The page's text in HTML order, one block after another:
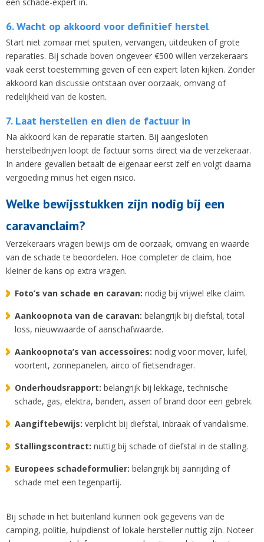
6. Wacht op akkoord voor definitief herstel
Start niet zomaar met spuiten, vervangen, uitdeuken of grote
reparaties. Bij schade boven ongeveer €500 willen verzekeraars
vaak eerst toestemming geven of een expert laten kijken. Zonder
akkoord kan discussie ontstaan over oorzaak, omvang of
redelijkheid van de kosten.
7. Laat herstellen en dien de factuur in
Na akkoord kan de reparatie starten. Bij aangesloten
herstelbedrijven loopt de factuur soms direct via de verzekeraar.
In andere gevallen betaalt de eigenaar eerst zelf en volgt daarna
vergoeding minus het eigen risico.
Welke bewijsstukken zijn nodig bij een
caravanclaim?
Verzekeraars vragen bewijs om de oorzaak, omvang en waarde
van de schade te beoordelen. Hoe completer de claim, hoe
kleiner de kans op extra vragen.
Foto’s van schade en caravan: nodig bij vrijwel elke claim.
Aankoopnota van de caravan: belangrijk bij diefstal, total
loss, nieuwwaarde of aanschafwaarde.
Aankoopnota’s van accessoires: nodig voor mover, luifel,
voortent, zonnepanelen, airco of fietsendrager.
Onderhoudsrapport: belangrijk bij lekkage, technische
schade, gas, elektra, banden, assen of brand door een gebrek.
Aangiftebewijs: verplicht bij diefstal, inbraak of vandalisme.
Stallingscontract: nuttig bij schade of diefstal in de stalling.
Europees schadeformulier: belangrijk bij aanrijding of
schade met een tegenpartij.
Bij schade in het buitenland kunnen ook gegevens van de
camping, politie, hulpdienst of lokale hersteller nuttig zijn. Noteer